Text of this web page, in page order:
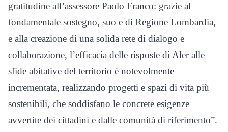
gratitudine all’assessore Paolo Franco: grazie al
fondamentale sostegno, suo e di Regione Lombardia,
e alla creazione di una solida rete di dialogo e
collaborazione, l’efficacia delle risposte di Aler alle
sfide abitative del territorio è notevolmente
incrementata, realizzando progetti e spazi di vita più
sostenibili, che soddisfano le concrete esigenze
avvertite dei cittadini e dalle comunità di riferimento”.